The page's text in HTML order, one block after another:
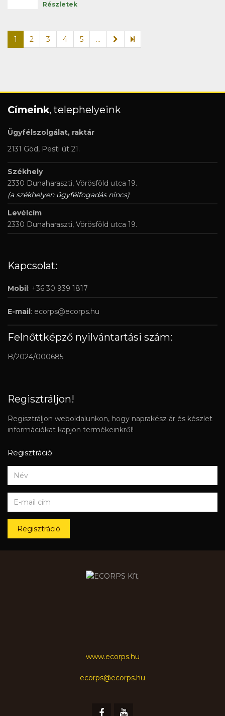
Részletek
1 2 3 4 5 ...
Címeink, telephelyeink
Ügyfélszolgálat, raktár
2131 Göd, Pesti út 21.
Székhely
2330 Dunaharaszti, Vörösföld utca 19.
(a székhelyen ügyfélfogadás nincs)
Levélcím
2330 Dunaharaszti, Vörösföld utca 19.
Kapcsolat:
Mobil: +36 30 939 1817
E-mail: ecorps@ecorps.hu
Felnőttképző nyilvántartási szám:
B/2024/000685
Regisztráljon!
Regisztráljon weboldalunkon, hogy naprakész ár és készlet
információkat kapjon termékeinkről!
Regisztráció
Regisztráció
www.ecorps.hu
ecorps@ecorps.hu